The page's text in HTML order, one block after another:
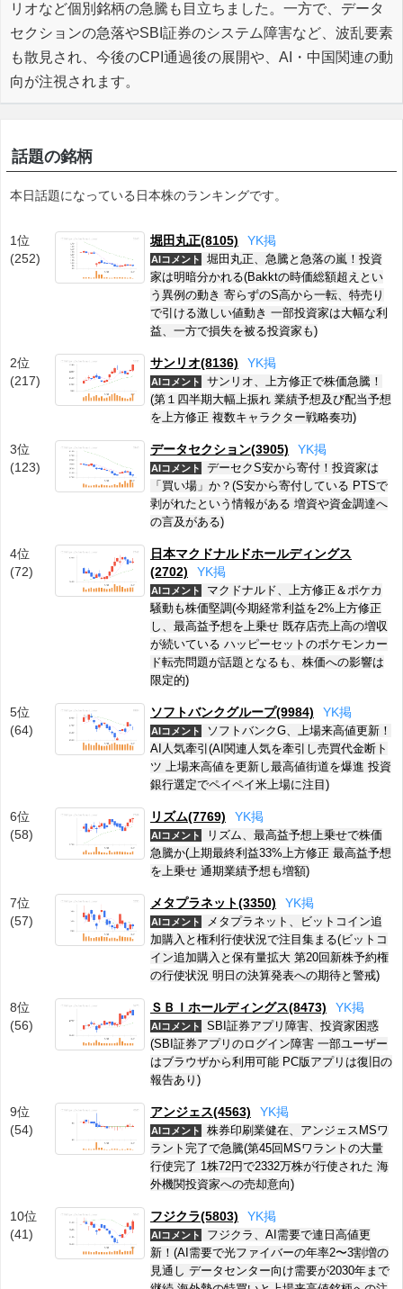
リオなど個別銘柄の急騰も目立ちました。一方で、データ
セクションの急落やSBI証券のシステム障害など、波乱要素
も散見され、今後のCPI通過後の展開や、AI・中国関連の動
向が注視されます。
話題の銘柄
本日話題になっている日本株のランキングです。
1位
(252)
堀田丸正(8105) YK掲
AIコメント
堀田丸正、急騰と急落の嵐！投資
家は明暗分かれる(Bakktの時価総額超えとい
う異例の動き 寄らずのS高から一転、特売り
で引ける激しい値動き 一部投資家は大幅な利
益、一方で損失を被る投資家も)
2位
(217)
サンリオ(8136) YK掲
AIコメント
サンリオ、上方修正で株価急騰！
(第１四半期大幅上振れ 業績予想及び配当予想
を上方修正 複数キャラクター戦略奏功)
3位
(123)
データセクション(3905) YK掲
AIコメント
デーセクS安から寄付！投資家は
「買い場」か？(S安から寄付している PTSで
剥がれたという情報がある 増資や資金調達へ
の言及がある)
4位
(72)
日本マクドナルドホールディングス
(2702)
YK掲
AIコメント
マクドナルド、上方修正＆ポケカ
騒動も株価堅調(今期経常利益を2%上方修正
し、最高益予想を上乗せ 既存店売上高の増収
が続いている ハッピーセットのポケモンカー
ド転売問題が話題となるも、株価への影響は
限定的)
5位
(64)
ソフトバンクグループ(9984) YK掲
AIコメント
ソフトバンクG、上場来高値更新！
AI人気牽引(AI関連人気を牽引し売買代金断ト
ツ 上場来高値を更新し最高値街道を爆進 投資
銀行選定でペイペイ米上場に注目)
6位
(58)
リズム(7769) YK掲
AIコメント
リズム、最高益予想上乗せで株価
急騰か(上期最終利益33%上方修正 最高益予想
を上乗せ 通期業績予想も増額)
7位
(57)
メタプラネット(3350) YK掲
AIコメント
メタプラネット、ビットコイン追
加購入と権利行使状況で注目集まる(ビットコ
イン追加購入と保有量拡大 第20回新株予約権
の行使状況 明日の決算発表への期待と警戒)
8位
(56)
ＳＢＩホールディングス(8473) YK掲
AIコメント
SBI証券アプリ障害、投資家困惑
(SBI証券アプリのログイン障害 一部ユーザー
はブラウザから利用可能 PC版アプリは復旧の
報告あり)
9位
(54)
アンジェス(4563) YK掲
AIコメント
株券印刷業健在、アンジェスMSワ
ラント完了で急騰(第45回MSワラントの大量
行使完了 1株72円で2332万株が行使された 海
外機関投資家への売却意向)
10位
(41)
フジクラ(5803) YK掲
AIコメント
フジクラ、AI需要で連日高値更
新！(AI需要で光ファイバーの年率2〜3割増の
見通し データセンター向け需要が2030年まで